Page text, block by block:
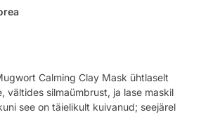
Calming Clay Mask ühtlaselt
vältides silmaümbrust, ja lase maskil
see on täielikult kuivanud; seejärel